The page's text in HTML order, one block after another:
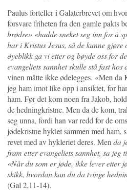
Paulus forteller i Galaterbrevet om
forsvare friheten fra den gamle pakts
brødre» «hadde sneket seg inn for å
har i Kristus Jesus, så de kunne gjøre
øyeblikk ga vi etter og bøyde oss for
evangeliets sannhet skulle stå fast hos
vinen måtte ikke ødelegges. «Men
jeg ham imot like opp i ansiktet, for
ham. Før det kom noen fra Jakob,
de hedningkristne. Men da de kom,
seg unna, fordi han var redd for de
jødekristne hyklet sammen med ham,
revet med av hykleriet deres. Men da
fram etter evangeliets sannhet, sa
«Når du som er jøde, ikke lever etter
skikk, hvordan kan du da tvinge
(Gal 2,11-14).